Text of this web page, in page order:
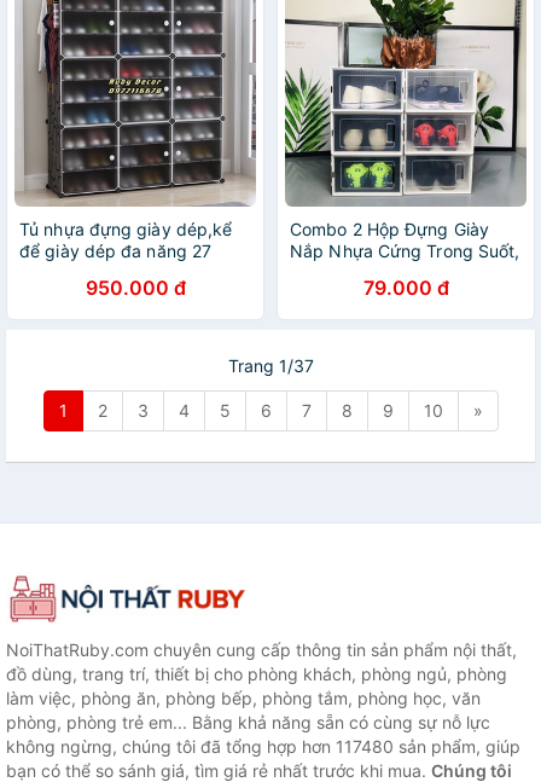
Tủ nhựa đựng giày dép,kể
để giày dép đa năng 27
950.000 đ
Combo 2 Hộp Đựng Giày
Nắp Nhựa Cứng Trong Suốt,
Đựng Giày Thông Minh Tiện
Lợi
79.000 đ
Trang 1/37
1 2 3 4 5 6 7 8 9 10 »
NoiThatRuby.com chuyên cung cấp thông tin sản phẩm nội thất,
đồ dùng, trang trí, thiết bị cho phòng khách, phòng ngủ, phòng
làm việc, phòng ăn, phòng bếp, phòng tắm, phòng học, văn
phòng, phòng trẻ em... Bằng khả năng sẵn có cùng sự nỗ lực
không ngừng, chúng tôi đã tổng hợp hơn 117480 sản phẩm, giúp
bạn có thể so sánh giá, tìm giá rẻ nhất trước khi mua. Chúng tôi